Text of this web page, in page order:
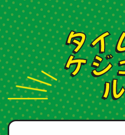
タイ
ケジ